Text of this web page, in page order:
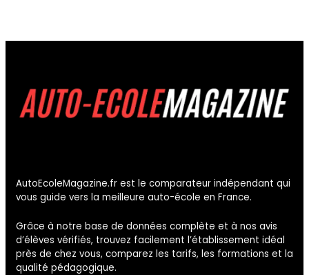
AutoEcoleMagazine.fr est le comparateur indépendant qui
vous guide vers la meilleure auto-école en France.
Grâce à notre base de données complète et à nos avis
d’élèves vérifiés, trouvez facilement l’établissement idéal
près de chez vous, comparez les tarifs, les formations et la
qualité pédagogique.